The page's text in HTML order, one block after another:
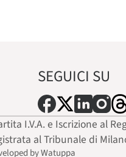
SEGUICI SU
I.V.A. e Iscrizione al
al Tribunale di
by Watuppa